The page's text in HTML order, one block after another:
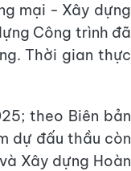
mại - Xây dựng
Công trình đã
Thời gian thực
theo Biên bản
dự đấu thầu còn
Xây dựng Hoàn